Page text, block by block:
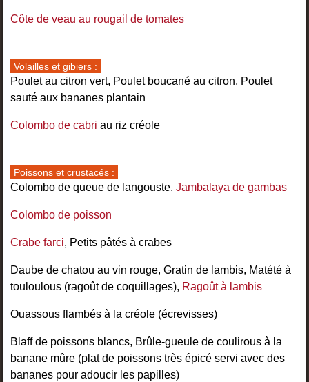
Côte de veau au rougail de tomates
Volailles et gibiers :
Poulet au citron vert, Poulet boucané au citron, Poulet
sauté aux bananes plantain
Colombo de cabri au riz créole
Poissons et crustacés :
Colombo de queue de langouste, Jambalaya de gambas
Colombo de poisson
Crabe farci, Petits pâtés à crabes
Daube de chatou au vin rouge, Gratin de lambis, Matété à
touloulous (ragoût de coquillages), Ragoût à lambis
Ouassous flambés à la créole (écrevisses)
Blaff de poissons blancs, Brûle-gueule de coulirous à la
banane mûre (plat de poissons très épicé servi avec des
bananes pour adoucir les papilles)